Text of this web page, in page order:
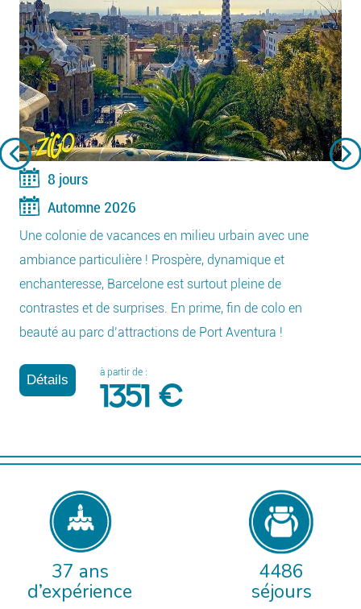
8 jours
Automne 2026
Une colonie de vacances en milieu urbain avec une
ambiance particulière ! Prospère, dynamique et
enchanteresse, Barcelone est surtout pleine de
contrastes et de surprises. En prime, fin de colo en
beauté au parc d’attractions de Port Aventura !
Détails
à partir de :
1351 €
37 ans
d’expérience
4486
séjours